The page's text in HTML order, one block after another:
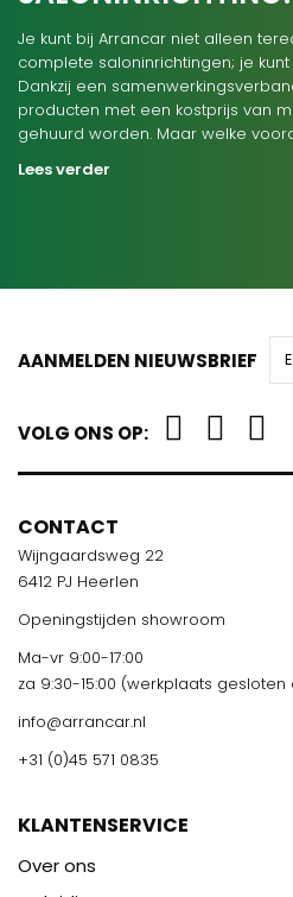
Je kunt bij Arrancar niet alleen
complete saloninrichtingen; je
Dankzij een
producten met een kostprijs van
gehuurd worden. Maar welke
Lees verder
AANMELDEN NIEUWSBRIEF
VOLG ONS OP:
CONTACT
Wijngaardsweg 22
6412 PJ Heerlen
Openingstijden showroom
Ma-vr 9:00-17:00
za 9:30-15:00 (werkplaats
info@arrancar.nl
+31 (0)45 571 0835
KLANTENSERVICE
Over ons